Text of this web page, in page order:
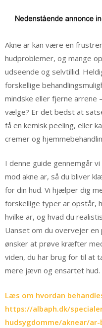
Akne ar kan være en
hudproblemer, og mange
udseende og selvtillid.
forskellige
mindske eller fjerne arrene
vælge? Er det bedst at
få en kemisk peeling, eller
cremer og
I denne guide gennemgår
mod akne ar, så du bliver
for din hud. Vi hjælper dig
forskellige typer ar opstår,
hvilke ar, og hvad du
Uanset om du overvejer
ønsker at prøve kræfter
viden, du har brug for til at
mere jævn og ensartet hud.
Læs om hvordan
https://albaph.dk/
hudsygdomme/aknear/